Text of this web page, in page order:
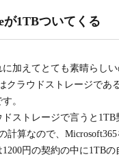
が1TBついてくる
加えてとても素晴らしい
クラウドストレージであ
。
ストレージで言うと1TB
計算なので、Microsoft365
円の契約の中に1TBの